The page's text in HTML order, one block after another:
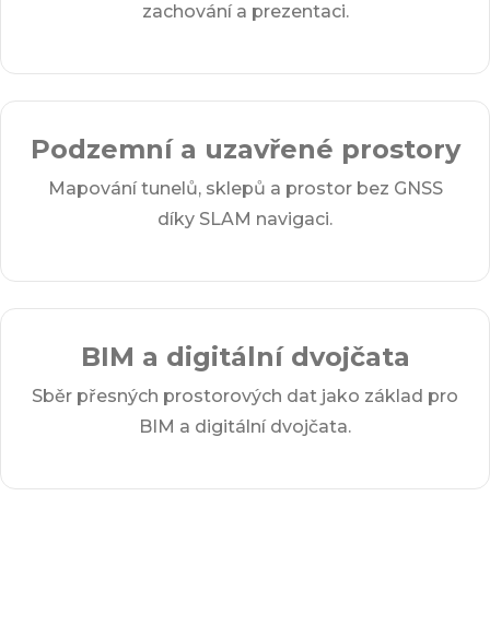
zachování a prezentaci.
Podzemní a uzavřené prostory
Mapování tunelů, sklepů a prostor bez GNSS
díky SLAM navigaci.
BIM a digitální dvojčata
Sběr přesných prostorových dat jako základ pro
BIM a digitální dvojčata.